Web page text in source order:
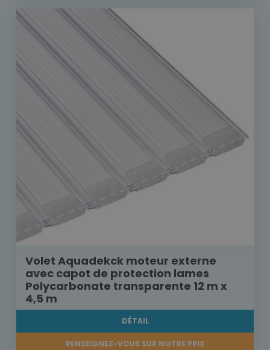
Volet Aquadekck moteur externe
avec capot de protection lames
Polycarbonate transparente 12 m x
4,5 m
DÉTAIL
RENSEIGNEZ-VOUS SUR NOTRE PRIX